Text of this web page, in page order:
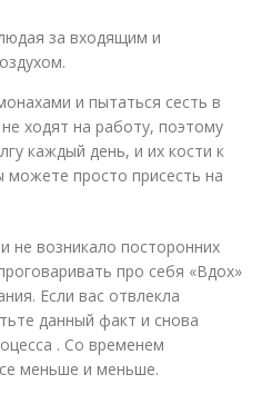
за входящим и
и пытаться сесть в
ходят на работу, поэтому
каждый день, и их кости к
просто присесть на
не возникало посторонних
про себя «Вдох»
Если вас отвлекла
данный факт и снова
. Со временем
меньше и меньше.